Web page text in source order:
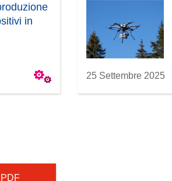
in
25 Settembre 2025
PDF